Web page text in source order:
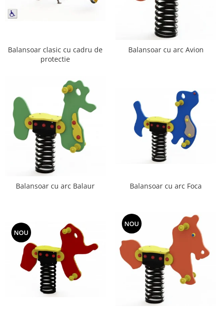
Balansoar clasic cu cadru de
protectie
Balansoar cu arc Avion
Balansoar cu arc Balaur Balansoar cu arc Foca
NOU
NOU